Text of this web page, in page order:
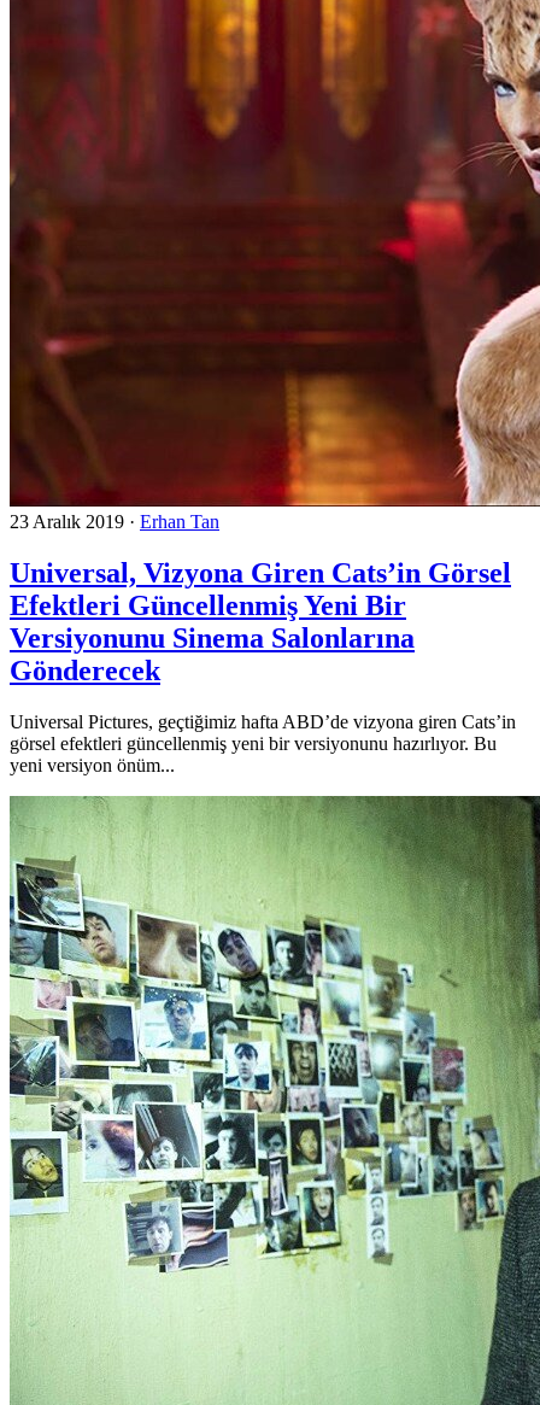
23 Aralık 2019 · Erhan Tan
Universal, Vizyona Giren Cats’in Görsel
Efektleri Güncellenmiş Yeni Bir
Versiyonunu Sinema Salonlarına
Gönderecek
Universal Pictures, geçtiğimiz hafta ABD’de vizyona giren Cats’in
görsel efektleri güncellenmiş yeni bir versiyonunu hazırlıyor. Bu
yeni versiyon önüm...